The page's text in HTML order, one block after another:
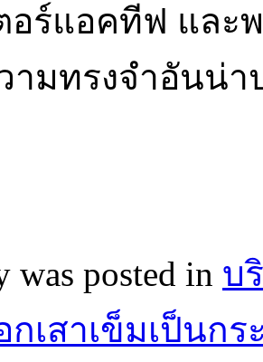
อร์แอคทีฟ และ
ามทรงจำอันน่า
was posted in บ
กเสาเข็มเป็น